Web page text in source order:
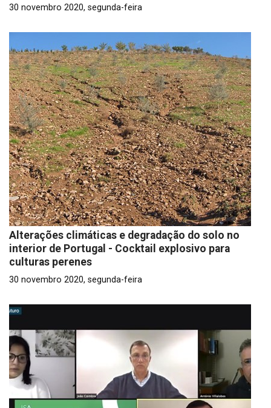
30 novembro 2020, segunda-feira
Alterações climáticas e degradação do solo no
interior de Portugal - Cocktail explosivo para
culturas perenes
30 novembro 2020, segunda-feira